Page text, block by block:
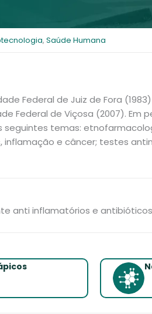
, Saúde Humana
Federal de Juiz de Fora
Federal de Viçosa (2007).
temas:
e câncer; testes
anti inflamatórios e antibióticos